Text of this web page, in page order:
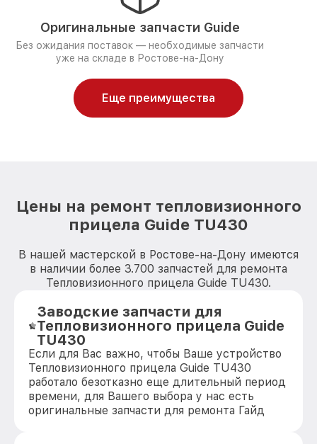
Оригинальные запчасти Guide
Без ожидания поставок — необходимые запчасти
уже на складе в Ростове-на-Дону
Еще преимущества
Цены на ремонт тепловизионного
прицела Guide TU430
В нашей мастерской в Ростове-на-Дону имеются
в наличии более 3.700 запчастей для ремонта
Тепловизионного прицела Guide TU430.
Заводские запчасти для
Тепловизионного прицела Guide
TU430
Если для Вас важно, чтобы Ваше устройство
Тепловизионного прицела Guide TU430
работало безотказно еще длительный период
времени, для Вашего выбора у нас есть
оригинальные запчасти для ремонта Гайд